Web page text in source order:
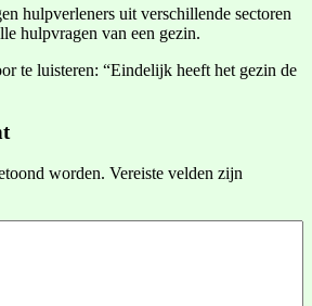
hulpverleners uit verschillende sectoren
hulpvragen van een gezin.
te luisteren: “Eindelijk heeft het gezin de
worden. Vereiste velden zijn